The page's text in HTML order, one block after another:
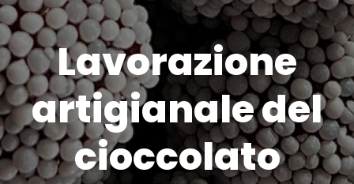
Lavorazione
artigianale del
cioccolato